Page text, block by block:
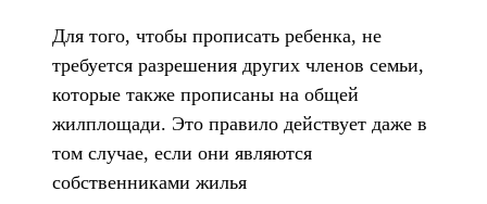
Для того, чтобы прописать ребенка, не
требуется разрешения других членов семьи,
которые также прописаны на общей
жилплощади. Это правило действует даже в
том случае, если они являются
собственниками жилья